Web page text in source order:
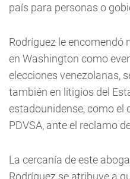
país para personas o
Rodríguez le encomendó
en Washington como
elecciones venezolanas,
también en litigios del
estadounidense, como el
PDVSA, ante el reclamo
La cercanía de este
Rodríguez se atribuye a